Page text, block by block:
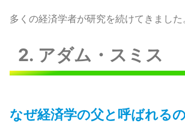
多くの経済学者が研究を続けてきました
2. アダム・スミス
なぜ経済学の父と呼ばれる